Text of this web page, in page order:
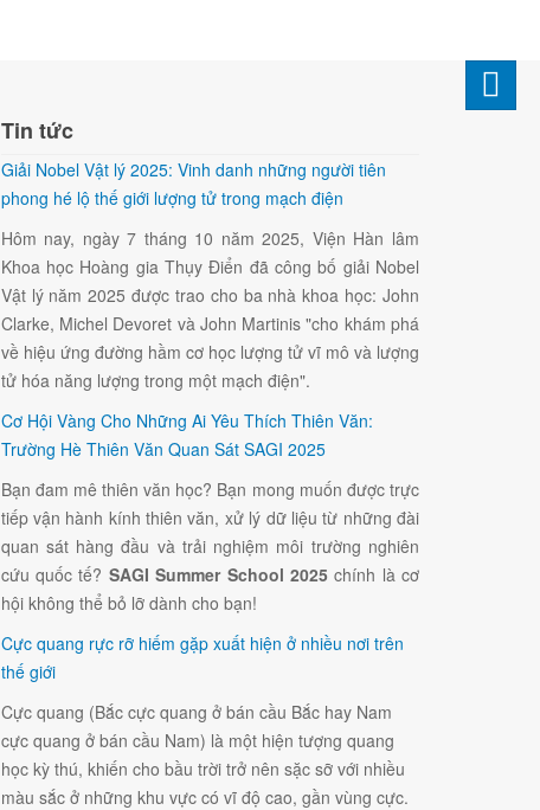
Tin tức
Giải Nobel Vật lý 2025: Vinh danh những người tiên
phong hé lộ thế giới lượng tử trong mạch điện
Hôm nay, ngày 7 tháng 10 năm 2025, Viện Hàn lâm
Khoa học Hoàng gia Thụy Điển đã công bố giải Nobel
Vật lý năm 2025 được trao cho ba nhà khoa học: John
Clarke, Michel Devoret và John Martinis "cho khám phá
về hiệu ứng đường hầm cơ học lượng tử vĩ mô và lượng
tử hóa năng lượng trong một mạch điện".
Cơ Hội Vàng Cho Những Ai Yêu Thích Thiên Văn:
Trường Hè Thiên Văn Quan Sát SAGI 2025
Bạn đam mê thiên văn học? Bạn mong muốn được trực
tiếp vận hành kính thiên văn, xử lý dữ liệu từ những đài
quan sát hàng đầu và trải nghiệm môi trường nghiên
cứu quốc tế? SAGI Summer School 2025chính là cơ
hội không thể bỏ lỡ dành cho bạn!
Cực quang rực rỡ hiếm gặp xuất hiện ở nhiều nơi trên
thế giới
Cực quang (Bắc cực quang ở bán cầu Bắc hay Nam
cực quang ở bán cầu Nam) là một hiện tượng quang
học kỳ thú, khiến cho bầu trời trở nên sặc sỡ với nhiều
màu sắc ở những khu vực có vĩ độ cao, gần vùng cực.